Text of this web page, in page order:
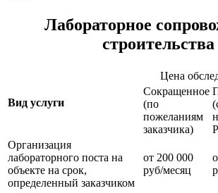
Лабораторное
строительства
Вид услуги
Цена
Сокращенное
(по
пожеланиям
заказчика)
Организация
лабораторного поста на
объекте на срок,
определенный заказчиком
от 200 000
руб/месяц